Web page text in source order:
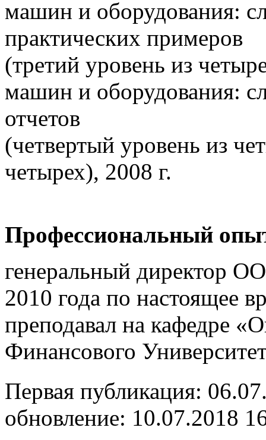
машин и оборудования:
практических примеров
(третий уровень из
машин и оборудования:
отчетов
(четвертый уровень из
четырех), 2008 г.
Профессиональный
генеральный директор
2010 года по настоящее
преподавал на кафедре
Финансового
Первая публикация:
обновление: 10.07.2018